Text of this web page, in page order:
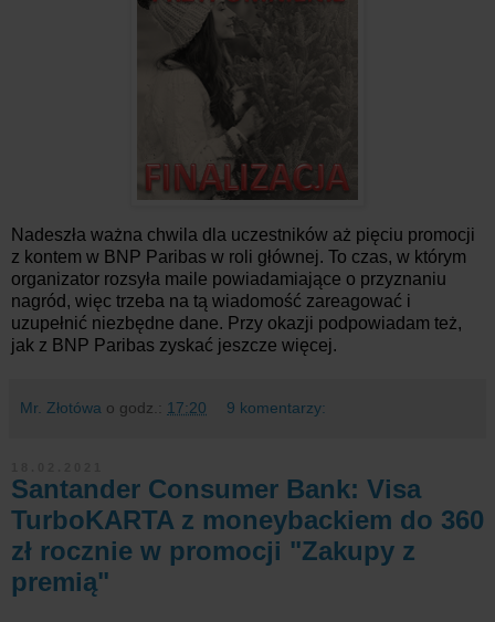
Nadeszła ważna chwila dla uczestników aż pięciu promocji
z kontem w BNP Paribas w roli głównej. To czas, w którym
organizator rozsyła maile powiadamiające o przyznaniu
nagród, więc trzeba na tą wiadomość zareagować i
uzupełnić niezbędne dane. Przy okazji podpowiadam też,
jak z BNP Paribas zyskać jeszcze więcej.
Mr. Złotówa o godz.: 17:20 9 komentarzy:
Santander Consumer Bank: Visa
TurboKARTA z moneybackiem do 360
zł rocznie w promocji "Zakupy z
premią"